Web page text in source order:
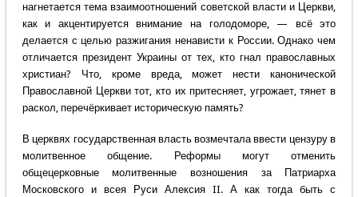
нагнетается тема взаимоотношений советской власти и Церкви,
как и акцентируется внимание на голодоморе, — всё это
делается с целью разжигания ненависти к России. Однако чем
отличается президент Украины от тех, кто гнал православных
христиан? Что, кроме вреда, может нести канонической
Православной Церкви тот, кто их притесняет, угрожает, тянет в
раскол, перечёркивает историческую память?
В церквях государственная власть возмечтала ввести цензуру в
молитвенное общение. Реформы могут отменить
общецерковные молитвенные возношения за Патриарха
Московского и всея Руси Алексия II. А как тогда быть с